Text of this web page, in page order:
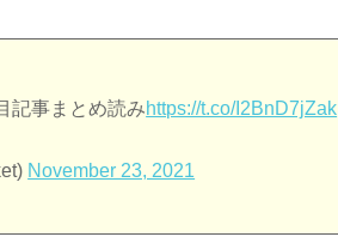
記事まとめ読みhttps://t.co/I2BnD7jZak
November 23, 2021